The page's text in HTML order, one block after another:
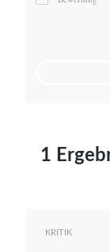
Mato von
1
KRITIK